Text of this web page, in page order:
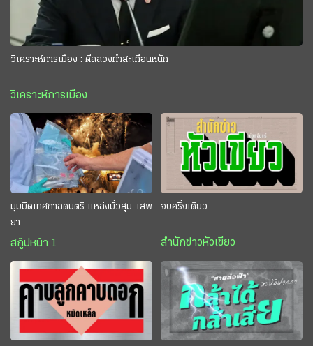
วิเคราะห์การเมือง : ดีลลวงทำสะเทือนหนัก
วิเคราะห์การเมือง
มุมมืดเทศกาลดนตรี แหล่งมั่วสุม..เสพ
ยา
สกู๊ปหน้า 1
จบครึ่งเดียว
สำนักข่าวหัวเขียว